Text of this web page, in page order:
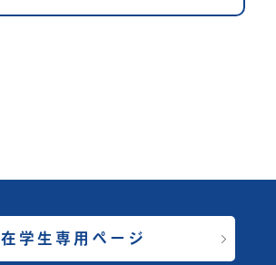
在学生専用ページ